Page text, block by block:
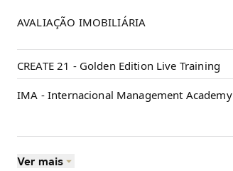
AVALIAÇÃO IMOBILIÁRIA
CREATE 21 - Golden Edition Live Training
IMA - Internacional Management Academy
Ver mais